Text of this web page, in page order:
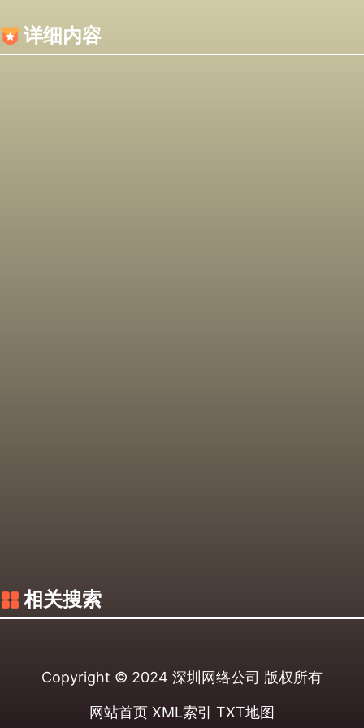
详细内容
相关搜索
Copyright © 2024 深圳网络公司 版权所有
网站首页 XML索引 TXT地图